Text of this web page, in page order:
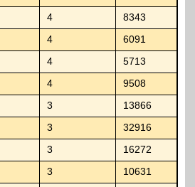
4 8343
4 6091
4 5713
4 9508
3 13866
3 32916
3 16272
3 10631